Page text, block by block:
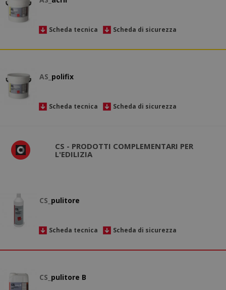
Scheda tecnica Scheda di sicurezza
AS_ polifix
Scheda tecnica Scheda di sicurezza
CS - PRODOTTI COMPLEMENTARI PER
L'EDILIZIA
CS_ pulitore
Scheda tecnica Scheda di sicurezza
CS_ pulitore B